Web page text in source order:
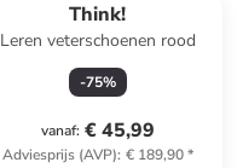
Think!
Leren veterschoenen rood
-75%
vanaf: € 45,99
Adviesprijs (AVP): € 189,90*